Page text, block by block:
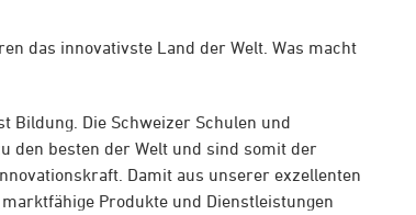
das innovativste Land der Welt. Was macht
Bildung. Die Schweizer Schulen und
den besten der Welt und sind somit der
Damit aus unserer exzellenten
Produkte und Dienstleistungen